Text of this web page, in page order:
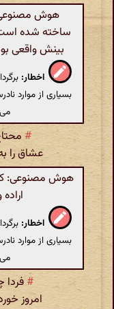
هوش
ساخته شده
بینش واقعی
اخطار:
بسیاری از موارد
#
عشاق را
هوش مصنوعی:
اخطار:
بسیاری از موارد
# فردا
امروز